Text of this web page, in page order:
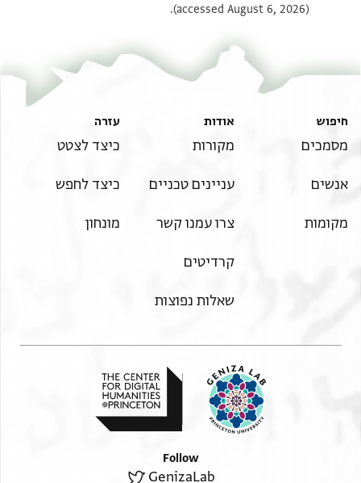
(accessed August 6, 2026).
חיפוש
מסמכים
אנשים
מקומות
אודות
מקורות
עניינים טכניים
צרו עמנו קשר
קרדיטים
שאלות נפוצות
עזרה
כיצד לצטט
כיצד לחפש
מונחון
Follow
GenizaLab